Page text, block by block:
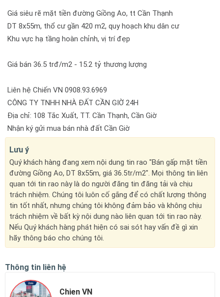
Giá siêu rẽ mặt tiền đường Giồng Ao, tt Cần Thạnh
DT 8x55m, thổ cư gần 420 m2, quy hoạch khu dân cư
Khu vực hạ tầng hoàn chỉnh, vị trí đẹp
Giá bán 36.5 trđ/m2 - 15.2 tỷ thương lượng
Liên hệ Chiến VN 0908.93.6969
CÔNG TY TNHH NHÀ ĐẤT CẦN GIỜ 24H
Địa chỉ: 108 Tắc Xuất, TT. Cần Thạnh, Cần Giờ
Nhận ký gửi mua bán nhà đất Cần Giờ
Lưu ý
Quý khách hàng đang xem nội dung tin rao "Bán gấp mặt tiền
đường Giồng Ao, DT 8x55m, giá 36.5tr/m2". Mọi thông tin liên
quan tới tin rao này là do người đăng tin đăng tải và chịu
trách nhiệm. Chúng tôi luôn cố gắng để có chất lượng thông
tin tốt nhất, nhưng chúng tôi không đảm bảo và không chịu
trách nhiệm về bất kỳ nội dung nào liên quan tới tin rao này.
Nếu Quý khách hàng phát hiện có sai sót hay vấn đề gì xin
hãy thông báo cho chúng tôi.
Thông tin liên hệ
Chien VN